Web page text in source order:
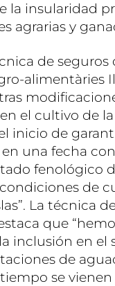
la insularidad
agrarias y
de seguros
alimentàries
el cultivo de
inicio de
una fecha
fenológico
de
La técnica
que
inclusión en el
de
se